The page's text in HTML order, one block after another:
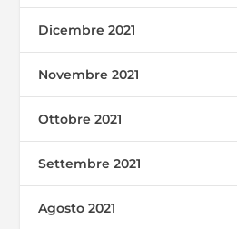
Dicembre 2021
Novembre 2021
Ottobre 2021
Settembre 2021
Agosto 2021